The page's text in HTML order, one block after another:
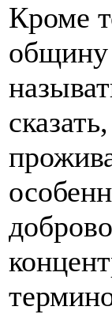
Кроме
общину